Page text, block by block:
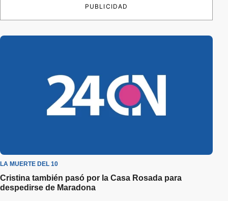
PUBLICIDAD
LA MUERTE DEL 10
Cristina también pasó por la Casa Rosada para
despedirse de Maradona